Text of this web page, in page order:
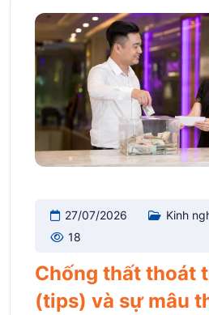
27/07/2026
Kinh
18
Chống thất thoát
(tips) và sự mâu